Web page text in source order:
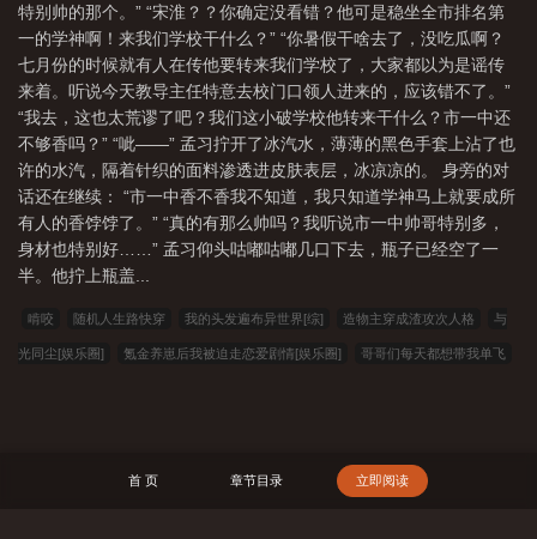
特别帅的那个。” “宋淮？？你确定没看错？他可是稳坐全市排名第
一的学神啊！来我们学校干什么？” “你暑假干啥去了，没吃瓜啊？
七月份的时候就有人在传他要转来我们学校了，大家都以为是谣传
来着。听说今天教导主任特意去校门口领人进来的，应该错不了。”
“我去，这也太荒谬了吧？我们这小破学校他转来干什么？市一中还
不够香吗？” “呲——” 孟习拧开了冰汽水，薄薄的黑色手套上沾了也
许的水汽，隔着针织的面料渗透进皮肤表层，冰凉凉的。 身旁的对
话还在继续： “市一中香不香我不知道，我只知道学神马上就要成所
有人的香饽饽了。” “真的有那么帅吗？我听说市一中帅哥特别多，
身材也特别好……” 孟习仰头咕嘟咕嘟几口下去，瓶子已经空了一
半。他拧上瓶盖...
啃咬 随机人生路快穿 我的头发遍布异世界[综] 造物主穿成渣攻次人格 与
光同尘[娱乐圈] 氪金养崽后我被迫走恋爱剧情[娱乐圈] 哥哥们每天都想带我单飞
天生反骨[快穿] 僵尸：拜师九叔，葬尸成道祖 我都快成仙帝了，你让我去
首 页 章节目录 立即阅读